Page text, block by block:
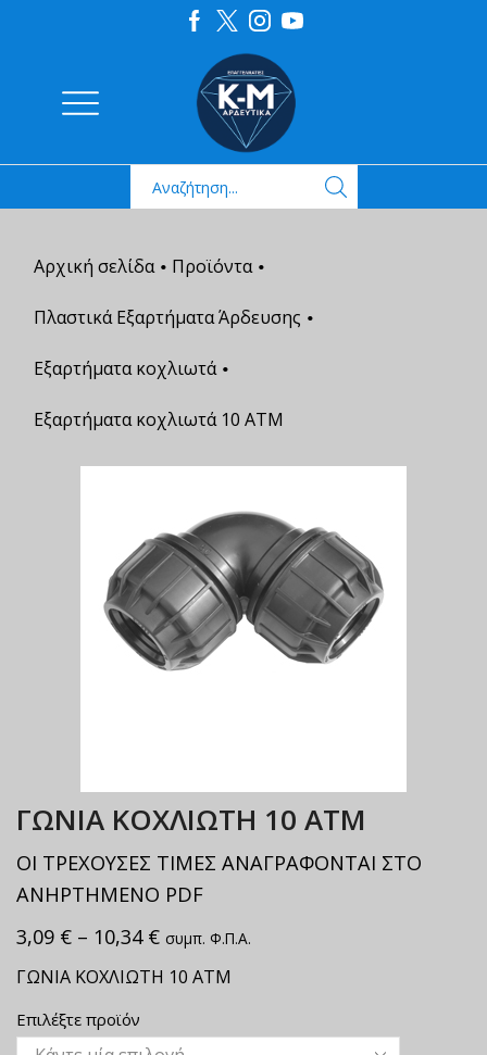
Αρχική σελίδα • Προϊόντα •
Πλαστικά Εξαρτήματα Άρδευσης •
Εξαρτήματα κοχλιωτά •
Εξαρτήματα κοχλιωτά 10 ΑΤΜ
ΓΩΝΙΑ ΚΟΧΛΙΩΤΗ 10 ΑΤΜ
ΟΙ ΤΡΕΧΟΥΣΕΣ ΤΙΜΕΣ ΑΝΑΓΡΑΦΟΝΤΑΙ ΣΤΟ
ΑΝΗΡΤΗΜΕΝΟ PDF
3,09 € – 10,34 € συμπ. Φ.Π.Α.
ΓΩΝΙΑ ΚΟΧΛΙΩΤΗ 10 ΑΤΜ
Επιλέξτε προϊόν